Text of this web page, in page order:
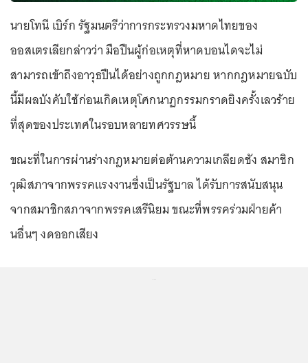
นายโทนี เบิร์ก รัฐมนตรีว่าการกระทรวงมหาดไทยของ
ออสเตรเลียกล่าวว่า มือปืนผู้ก่อเหตุที่หาดบอนไดจะไม่
สามารถเข้าถึงอาวุธปืนได้อย่างถูกกฎหมาย หากกฎหมายฉบับ
นี้มีผลบังคับใช้ก่อนเกิดเหตุโศกนาฏกรรมกราดยิงครั้งเลวร้าย
ที่สุดของประเทศในรอบหลายทศวรรษนี้
ขณะที่ในการผ่านร่างกฎหมายต่อต้านความเกลียดชัง สมาชิก
วุฒิสภาจากพรรคแรงงานซึ่งเป็นรัฐบาล ได้รับการสนับสนุน
จากสมาชิกสภาจากพรรคเสรีนิยม ขณะที่พรรคร่วมฝ่ายค้า
นอื่นๆ งดออกเสียง